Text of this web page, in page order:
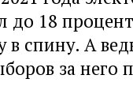
до 18
спину. А
за него